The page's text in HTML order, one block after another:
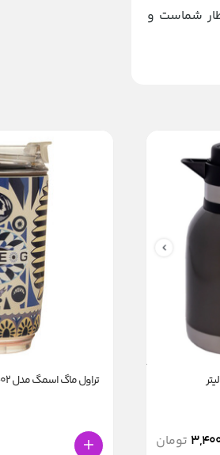
شماست و
تومان
تراول ماگ اسمگ مدل DG-02 گنجایش 0.25 لیتر